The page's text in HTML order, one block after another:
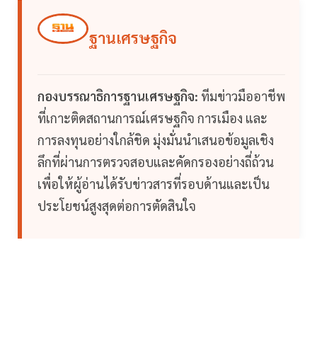
ฐานเศรษฐกิจ
กองบรรณาธิการฐานเศรษฐกิจ: ทีมข่าวมืออาชีพ
ที่เกาะติดสถานการณ์เศรษฐกิจ การเมือง และ
การลงทุนอย่างใกล้ชิด มุ่งมั่นนำเสนอข้อมูลเชิง
ลึกที่ผ่านการตรวจสอบและคัดกรองอย่างถี่ถ้วน
เพื่อให้ผู้อ่านได้รับข่าวสารที่รอบด้านและเป็น
ประโยชน์สูงสุดต่อการตัดสินใจ